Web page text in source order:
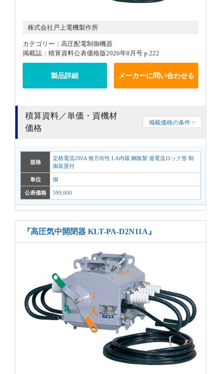
株式会社戸上電機製作所
カテゴリー：高圧配電制御機器
掲載誌：積算資料公表価格版2026年8月号 p.222
製品詳細 メーカーに問い合わせる
積算資料／単価・資機材
価格
掲載価格の条件 >
規格
定格電流200A 無方向性 LA内蔵 鋼板製 過電流ロック形 制
御装置付
単位 個
公表価格 599,000
『高圧気中開閉器 KLT-PA-D2N11A』